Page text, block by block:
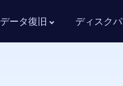
データ復旧 ディスク